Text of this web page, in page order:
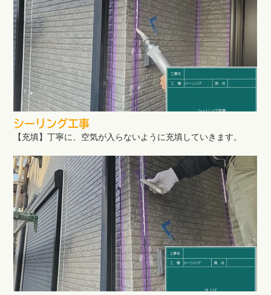
シーリング工事
【充填】丁寧に、空気が入らないように充填していきます。